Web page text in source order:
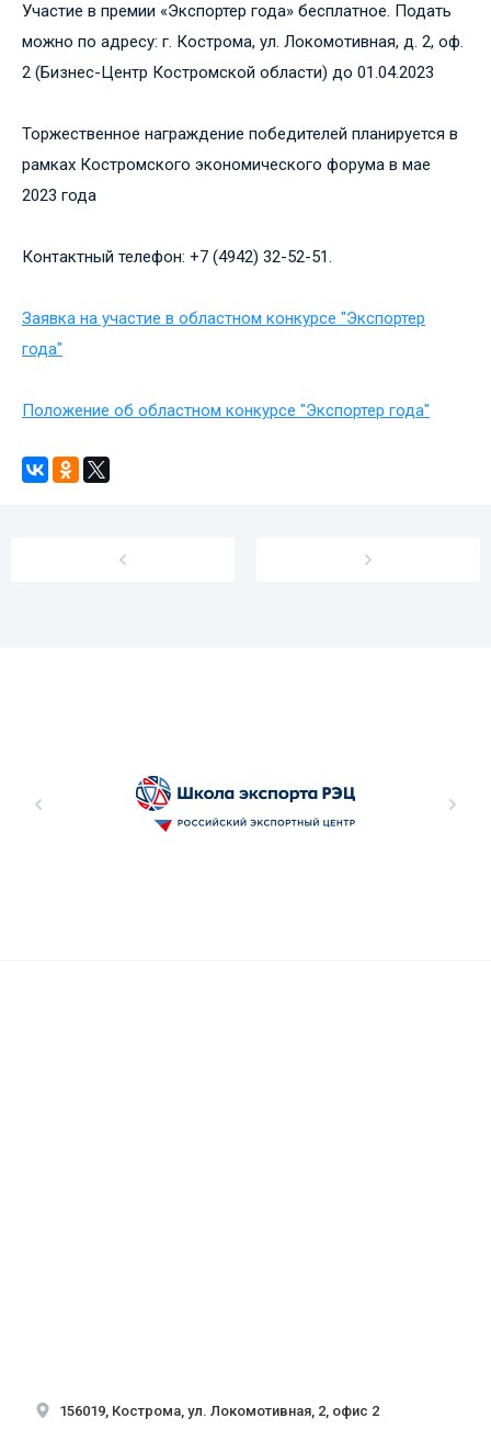
Участие в премии «Экспортер года» бесплатное. Подать
можно по адресу: г. Кострома, ул. Локомотивная, д. 2, оф.
2 (Бизнес-Центр Костромской области) до 01.04.2023
Торжественное награждение победителей планируется в
рамках Костромского экономического форума в мае
2023 года
Контактный телефон: +7 (4942) 32-52-51.
Заявка на участие в областном конкурсе "Экспортер
года"
Положение об областном конкурсе "Экспортер года"
156019, Кострома, ул. Локомотивная, 2, офис 2